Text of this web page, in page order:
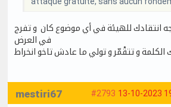
انتقادك للهيئة في أي موضوع كان و تفرج
في العرض
الكلمة و تتقْمّر و تولي ما عادش تاخو انخراط
#2793 13-10-2023
mestiri67